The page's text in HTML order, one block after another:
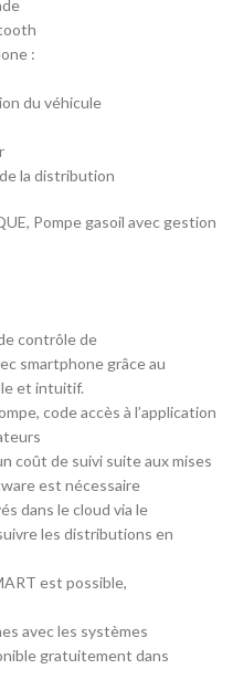
:
du véhicule
la distribution
Pompe gasoil avec gestion
contrôle de
smartphone grâce au
et intuitif.
code accès à l’application
coût de suivi suite aux mises
est nécessaire
dans le cloud via le
les distributions en
est possible,
avec les systèmes
gratuitement dans